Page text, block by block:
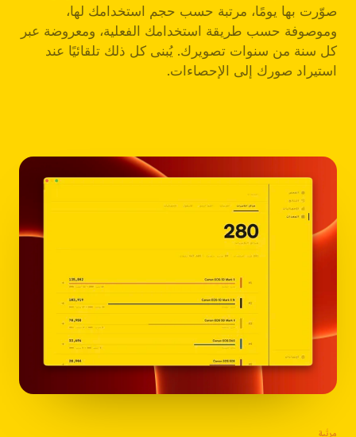
صوّرت بها يومًا، مرتبة حسب حجم استخدامك لها،
وموصوفة حسب طريقة استخدامك الفعلية، ومعروضة عبر
كل سنة من سنوات تصويرك. يُبنى كل ذلك تلقائيًا عند
استيراد صورك إلى الإحصاءات.